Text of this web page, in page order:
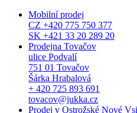
Mobilní prodej
CZ +420 775 750 377
SK +421 33 20 289 20
Prodejna Tovačov
ulice Podvalí
751 01 Tovačov
Šárka Hrabalová
+ 420 725 893 691
tovacov@jukka.cz
Prodej v Ostrožské Nové Vsi